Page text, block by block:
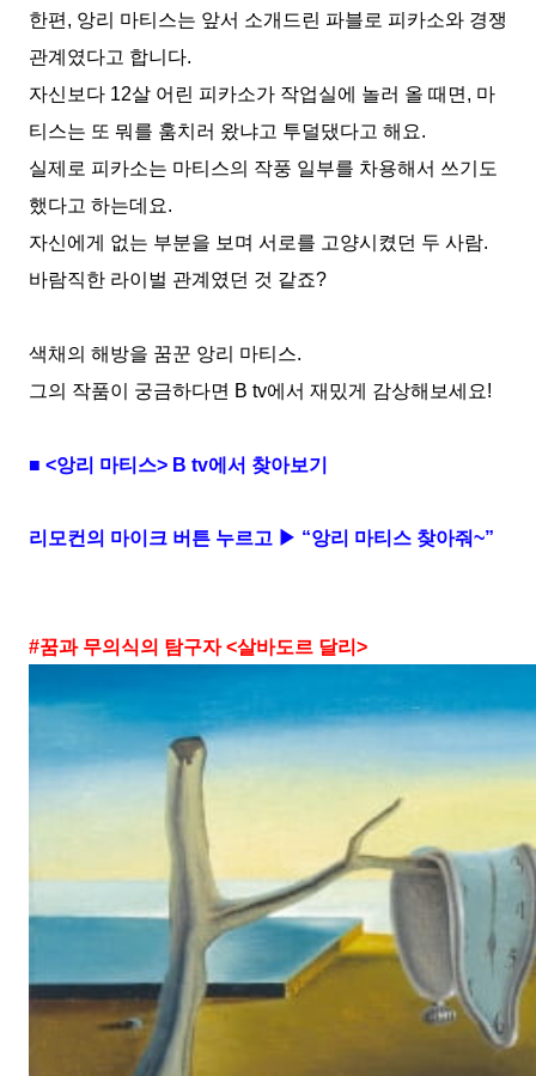
한편 , 앙리 마티스는 앞서 소개드린 파블로 피카소와 경쟁
관계였다고 합니다.
자신보다 12살 어린 피카소가 작업실에 놀러 올 때면 , 마
티스는 또 뭐를 훔치러 왔냐고 투덜댔다고 해요.
실제로 피카소는 마티스의 작풍 일부를 차용해서 쓰기도
했다고 하는데요.
자신에게 없는 부분을 보며 서로를 고양시켰던 두 사람.
바람직한 라이벌 관계였던 것 같죠?
색채의 해방을 꿈꾼 앙리 마티스.
그의 작품이 궁금하다면 B tv에서 재밌게 감상해보세요!
■ <앙리 마티스> B tv에서 찾아보기
리모컨의 마이크 버튼 누르고 ▶ “앙리 마티스 찾아줘~”
#꿈과 무의식의 탐구자<살바도르 달리 >